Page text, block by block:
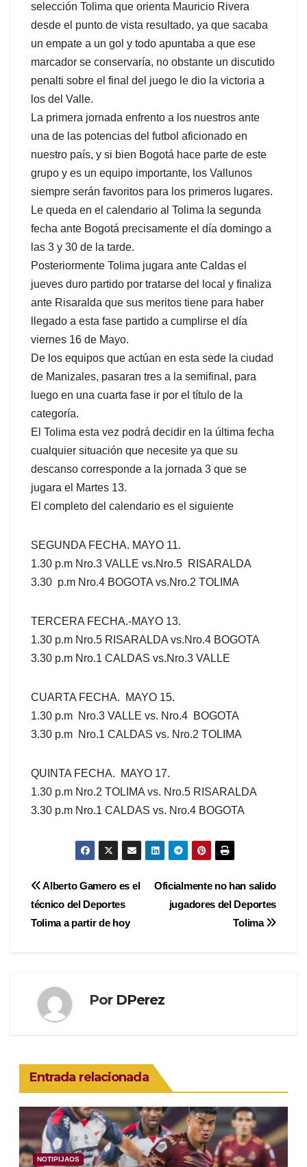
selección Tolima que orienta Mauricio Rivera
desde el punto de vista resultado, ya que sacaba
un empate a un gol y todo apuntaba a que ese
marcador se conservaría, no obstante un discutido
penalti sobre el final del juego le dio la victoria a
los del Valle.
La primera jornada enfrento a los nuestros ante
una de las potencias del futbol aficionado en
nuestro país, y si bien Bogotá hace parte de este
grupo y es un equipo importante, los Vallunos
siempre serán favoritos para los primeros lugares.
Le queda en el calendario al Tolima la segunda
fecha ante Bogotá precisamente el día domingo a
las 3 y 30 de la tarde.
Posteriormente Tolima jugara ante Caldas el
jueves duro partido por tratarse del local y finaliza
ante Risaralda que sus meritos tiene para haber
llegado a esta fase partido a cumplirse el día
viernes 16 de Mayo.
De los equipos que actúan en esta sede la ciudad
de Manizales, pasaran tres a la semifinal, para
luego en una cuarta fase ir por el título de la
categoría.
El Tolima esta vez podrá decidir en la última fecha
cualquier situación que necesite ya que su
descanso corresponde a la jornada 3 que se
jugara el Martes 13.
El completo del calendario es el siguiente
SEGUNDA FECHA. MAYO 11.
1.30 p.m Nro.3 VALLE vs.Nro.5 RISARALDA
3.30 p.m Nro.4 BOGOTA vs.Nro.2 TOLIMA
TERCERA FECHA.-MAYO 13.
1.30 p.m Nro.5 RISARALDA vs.Nro.4 BOGOTA
3.30 p.m Nro.1 CALDAS vs.Nro.3 VALLE
CUARTA FECHA. MAYO 15.
1.30 p.m Nro.3 VALLE vs. Nro.4 BOGOTA
3.30 p.m Nro.1 CALDAS vs. Nro.2 TOLIMA
QUINTA FECHA. MAYO 17.
1.30 p.m Nro.2 TOLIMA vs. Nro.5 RISARALDA
3.30 p.m Nro.1 CALDAS vs. Nro.4 BOGOTA
Navegación
de
Oficialmente no han salido
jugadores del Deportes
Tolima
Alberto Gamero es el
técnico del Deportes
Tolima a partir de hoy
Por DPerez
Entrada relacionada
NOTIPIJAOS